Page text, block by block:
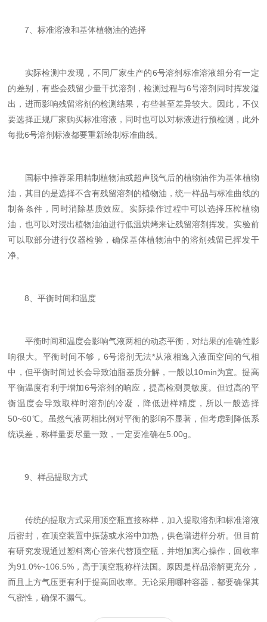
7、标准溶液和基体植物油的选择
实际检测中发现，不同厂家生产的6号溶剂标准溶液组分有一定
的差别，有些会残留少量干扰溶剂，检测过程与6号溶剂同时挥发溢
出，进而影响残留溶剂的检测结果，有些甚至差异较大。因此，不仅
要选择正规厂家购买标准溶液，同时也可以对标液进行预检测，此外
每批6号溶剂标液都要重新绘制标准曲线。
国标中推荐采用精制植物油或超声脱气后的植物油作为基体植物
油，其目的是选择不含有残留溶剂的植物油，统一样品与标准曲线的
制备条件，同时消除基质效应。实际操作过程中可以选择压榨植物
油，也可以对浸出植物油油进行低温烘烤来让残留溶剂挥发。实验前
可以取部分进行仪器检验，确保基体植物油中的溶剂残留已挥发干
净。
8、平衡时间和温度
平衡时间和温度会影响气液两相的动态平衡，对结果的准确性影
响很大。平衡时间不够，6号溶剂无法*从液相逸入液面空间的气相
中，但平衡时间过长会导致油脂基质分解，一般以10min为宜。提高
平衡温度有利于增加6号溶剂的响应，提高检测灵敏度。但过高的平
衡温度会导致取样时溶剂的冷凝，降低进样精度，所以一般选择
50~60℃。虽然气液两相比例对平衡的影响不显著，但考虑到降低系
统误差，称样量要尽量一致，一定要准确在5.00g。
9、样品提取方式
传统的提取方式采用顶空瓶直接称样，加入提取溶剂和标准溶液
后密封，在顶空装置中振荡或水浴中加热，供色谱进样分析。但目前
有研究发现通过塑料离心管来代替顶空瓶，并增加离心操作，回收率
为91.0%~106.5%，高于顶空瓶称样法国。原因是样品溶解更充分，
而且上方气压更有利于提高回收率。无论采用哪种容器，都要确保其
气密性，确保不漏气。